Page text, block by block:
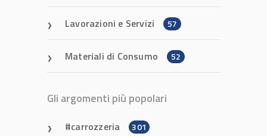
Lavorazioni e Servizi 57
Materiali di Consumo 52
Gli argomenti più popolari
carrozzeria 301